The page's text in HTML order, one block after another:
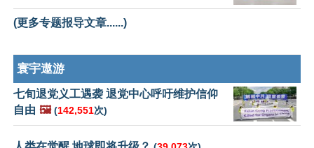
(更多专题报导文章......)
寰宇遨游
七旬退党义工遇袭 退党中心呼吁维护信仰
自由 🖼️ (142,551次)